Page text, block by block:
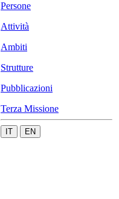
Persone
Attività
Ambiti
Strutture
Pubblicazioni
Terza Missione
IT EN